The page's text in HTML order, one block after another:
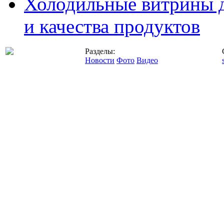
и качества продуктов
Разделы:
Новости Фото Видео